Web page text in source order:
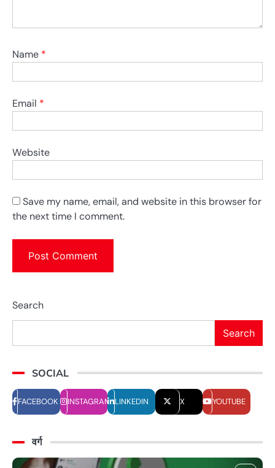
Name *
Email *
Website
Save my name, email, and website in this browser for
the next time I comment.
Search
Search
SOCIAL
FACEBOOK INSTAGRAM LINKEDIN X YOUTUBE
वर्ग